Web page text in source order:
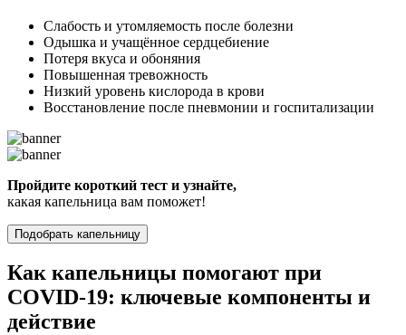
Слабость и утомляемость после болезни
Одышка и учащённое сердцебиение
Потеря вкуса и обоняния
Повышенная тревожность
Низкий уровень кислорода в крови
Восстановление после пневмонии и госпитализации
Пройдите короткий тест и узнайте,
какая капельница вам поможет!
Подобрать капельницу
Как капельницы помогают при
COVID-19: ключевые компоненты и
действие